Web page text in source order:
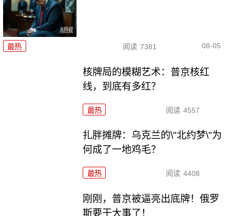
最热 阅读 7381 08-05
核牌局的模糊艺术：普京核红
线，到底有多红？
最热 阅读 4557
扎胖摊牌：乌克兰的\"北约梦\"为
何成了一地鸡毛？
最热 阅读 4408
刚刚，普京被逼亮出底牌！俄罗
斯要干大事了！